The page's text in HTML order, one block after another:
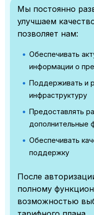
Мы постоянно
улучшаем
позволяет нам:
Обеспечивать
информации о
Поддерживать и
инфраструктуру
Предоставлять
дополнительные
Обеспечивать
поддержку
После
полному
возможностью